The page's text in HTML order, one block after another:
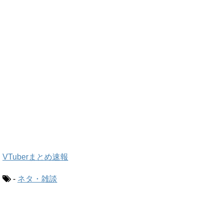
VTuberまとめ速報
- ネタ・雑談